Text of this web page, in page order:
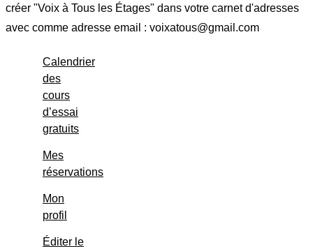
créer "Voix à Tous les Étages" dans votre carnet d'adresses
avec comme adresse email : voixatous@gmail.com
Calendrier
des
cours
d’essai
gratuits
Mes
réservations
Mon
profil
Éditer le